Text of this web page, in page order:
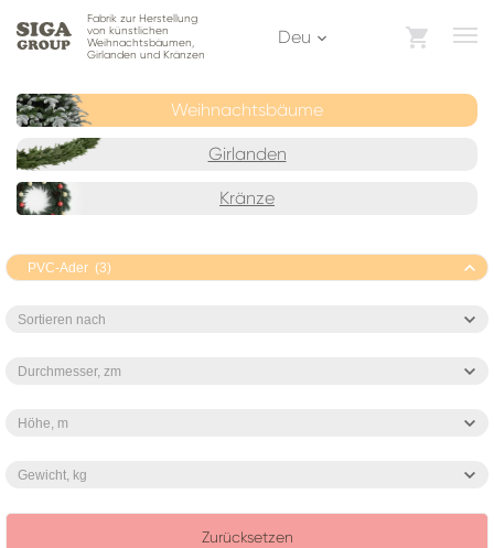
Fabrik zur Herstellung
von künstlichen
Weihnachtsbäumen,
Girlanden und Kränzen
Deu
Weihnachtsbäume
Girlanden
Kränze
PVC-Ader (3)
Sortieren nach
Durchmesser, zm
Höhe, m
Gewicht, kg